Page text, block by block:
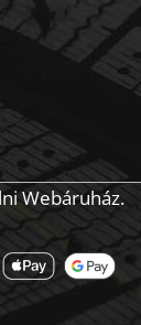
Webáruház.